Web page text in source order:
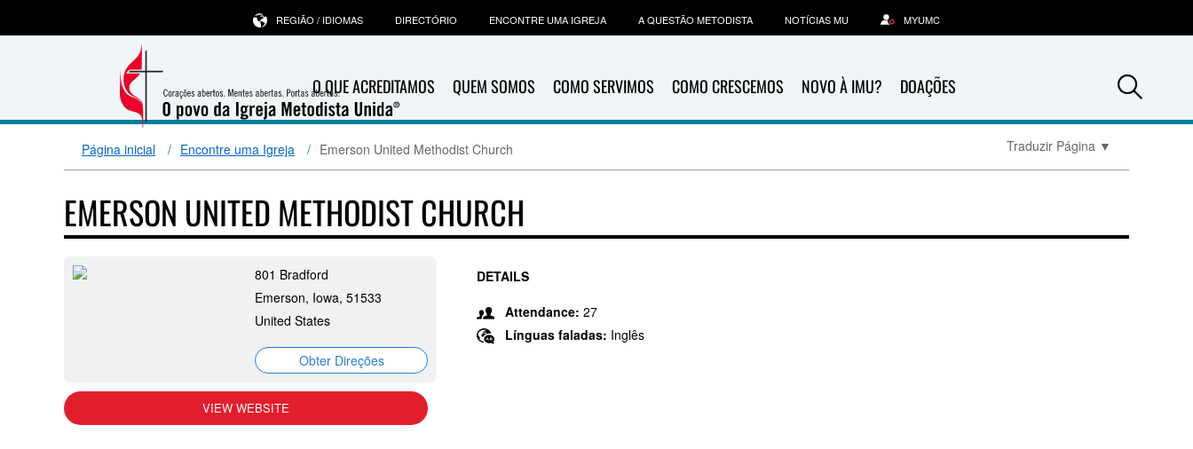
O QUE ACREDITAMOS QUEM SOMOS COMO SERVIMOS COMO CRESCEMOS NOVO À IMU? DOAÇÕES
REGIÃO / IDIOMAS DIRECTÓRIO ENCONTRE UMA IGREJA A QUESTÃO METODISTA NOTÍCIAS MU MYUMC
Página inicial Encontre uma Igreja Emerson United Methodist Church Traduzir Página ▼
EMERSON UNITED METHODIST CHURCH
801 Bradford
Emerson, Iowa, 51533
United States
Obter Direções
VIEW WEBSITE
DETAILS
Attendance: 27
Línguas faladas: Inglês